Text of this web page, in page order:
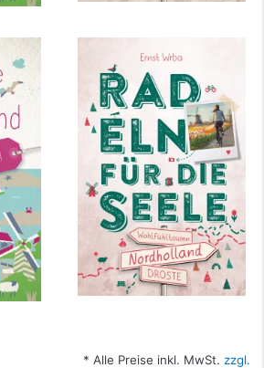
Nordholland. Radeln
für die Seele
mehr Infos …
* Alle Preise inkl. MwSt. zzgl.